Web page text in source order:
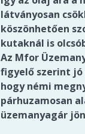
látványosan
köszönhetően
kutaknál is
Az Mfor
figyelő szerint jó
hogy némi
párhuzamosan
üzemanyagár